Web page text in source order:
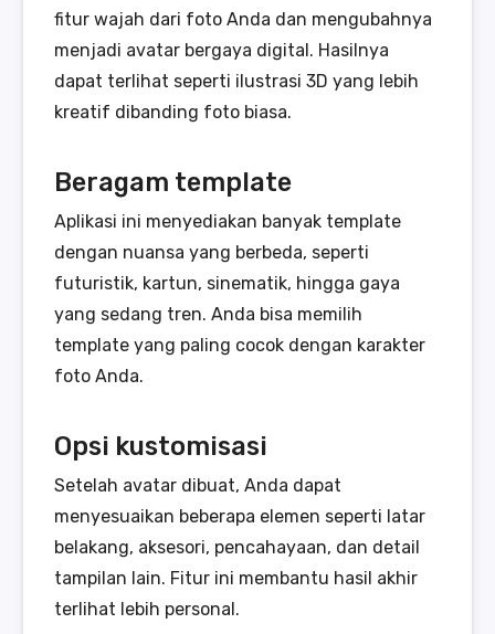
fitur wajah dari foto Anda dan mengubahnya
menjadi avatar bergaya digital. Hasilnya
dapat terlihat seperti ilustrasi 3D yang lebih
kreatif dibanding foto biasa.
Beragam template
Aplikasi ini menyediakan banyak template
dengan nuansa yang berbeda, seperti
futuristik, kartun, sinematik, hingga gaya
yang sedang tren. Anda bisa memilih
template yang paling cocok dengan karakter
foto Anda.
Opsi kustomisasi
Setelah avatar dibuat, Anda dapat
menyesuaikan beberapa elemen seperti latar
belakang, aksesori, pencahayaan, dan detail
tampilan lain. Fitur ini membantu hasil akhir
terlihat lebih personal.